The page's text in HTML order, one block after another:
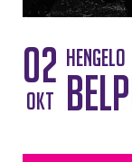
02
okt
Hengelo